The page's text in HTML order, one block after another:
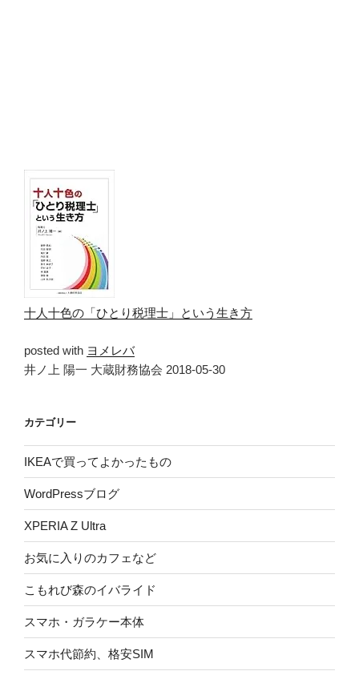
十人十色の「ひとり税理士」という生き方
posted with ヨメレバ
井ノ上 陽一 大蔵財務協会 2018-05-30
カテゴリー
IKEAで買ってよかったもの
WordPressブログ
XPERIA Z Ultra
お気に入りのカフェなど
こもれび森のイバライド
スマホ・ガラケー本体
スマホ代節約、格安SIM